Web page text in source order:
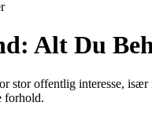
Alt Du
stor offentlig interesse,
forhold.